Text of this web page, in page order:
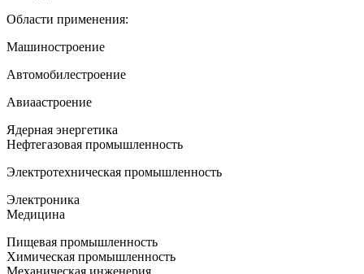
Области применения:
Машиностроение
Автомобилестроение
Авиаастроение
Ядерная энергетика
Нефтегазовая промышленность
Электротехническая промышленность
Электроника
Медицина
Пищевая промышленность
Химическая промышленность
Механическая инженерия